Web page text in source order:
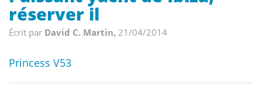
réserver il
Écrit par David C. Martin, 21/04/2014
Princess V53